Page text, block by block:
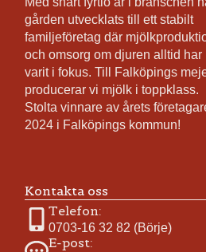
gården utvecklats till ett stabilt
familjeföretag där
och omsorg om djuren alltid har
varit i fokus. Till Falköpings
producerar vi mjölk i toppklass.
Stolta vinnare av årets
2024 i Falköpings kommun!
Kontakta oss
Telefon:
0703-16 32 82 (Börje)
E-post: